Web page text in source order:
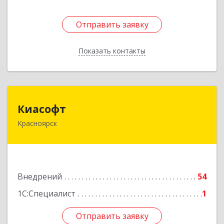
Отправить заявку
Показать контакты
Отправить заявку
Назад
Киасофт
Красноярск
Внедрений
54
1С:Специалист
1
Отправить заявку
660077, Красноярский край, Красноярск г,
Отправить заявку